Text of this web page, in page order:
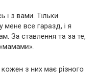
і з вами. Тільки
все гаразд, і я
За ставлення та за те,
з них має різного